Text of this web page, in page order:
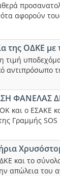
αφορούν
της ΟΔΚΕ με
τιμή
αντιπρόσωπο
ΦΑΝΕΛΑΣ
και ο ΕΣΑΚΕ
Γραμμής SOS
και το
απώλεια του